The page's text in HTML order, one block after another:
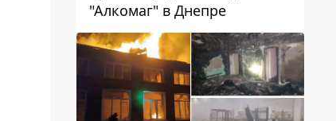
"Алкомаг" в Днепре